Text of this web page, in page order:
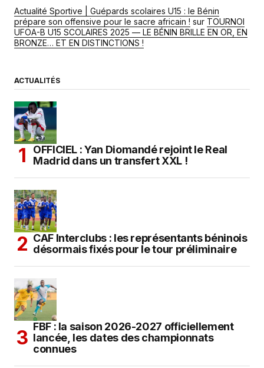
Actualité Sportive | Guépards scolaires U15 : le Bénin
prépare son offensive pour le sacre africain ! sur TOURNOI
UFOA-B U15 SCOLAIRES 2025 — LE BÉNIN BRILLE EN OR, EN
BRONZE… ET EN DISTINCTIONS !
ACTUALITÉS
OFFICIEL : Yan Diomandé rejoint le Real
Madrid dans un transfert XXL !
CAF Interclubs : les représentants béninois
désormais fixés pour le tour préliminaire
FBF : la saison 2026-2027 officiellement
lancée, les dates des championnats
connues